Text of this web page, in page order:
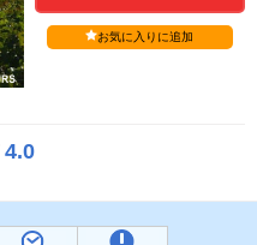
お気に入りに追加
4.0